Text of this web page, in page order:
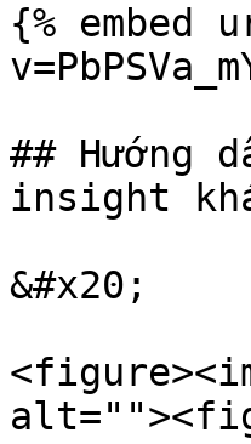
{% embed
## Hướng
insight
&#x20;